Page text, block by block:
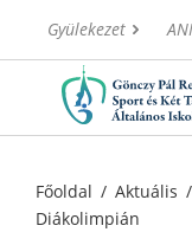
Gyülekezet
Aktuális
Főoldal / Aktuális /
Diákolimpián